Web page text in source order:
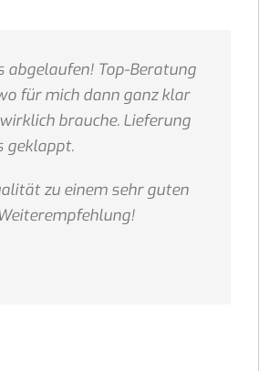
abgelaufen! Top-Beratung
für mich dann ganz klar
brauche. Lieferung
geklappt.
zu einem sehr guten